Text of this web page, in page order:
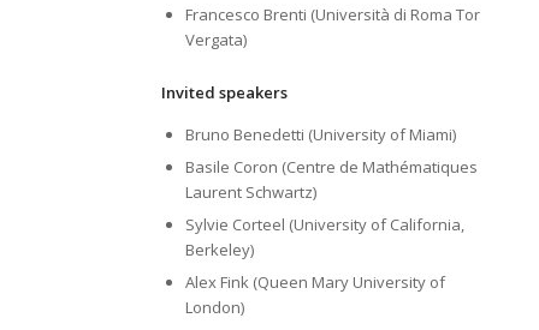
Francesco Brenti (Università di Roma Tor
Vergata)
Invited speakers
Bruno Benedetti (University of Miami)
Basile Coron (Centre de Mathématiques
Laurent Schwartz)
Sylvie Corteel (University of California,
Berkeley)
Alex Fink (Queen Mary University of
London)